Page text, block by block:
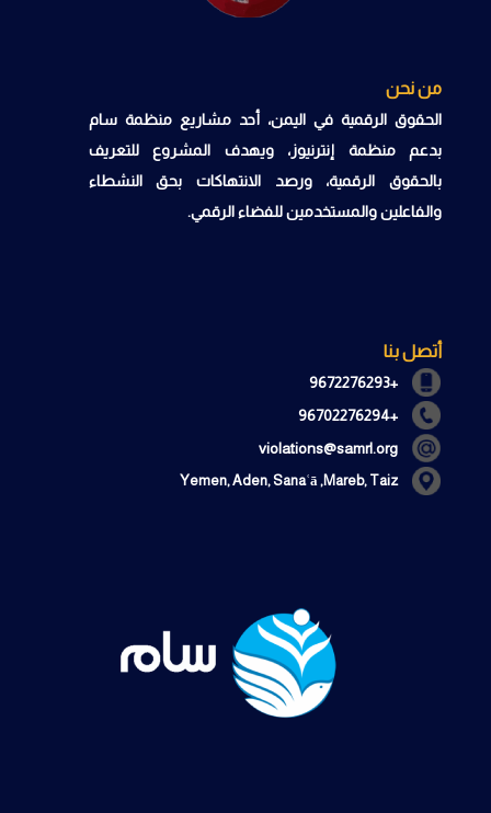
من نحن
الحقوق الرقمية في اليمن، أحد مشاريع منظمة سام
بدعم منظمة إنترنيوز، ويهدف المشروع للتعريف
بالحقوق الرقمية، ورصد الانتهاكات بحق النشطاء
والفاعلين والمستخدمين للفضاء الرقمي.
أتصل بنا
+9672276293
+96702276294
violations@samrl.org
Yemen, Aden, Sanaʿā ,Mareb, Taiz